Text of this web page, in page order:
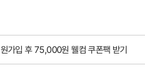
가입 후 75,000원 웰컴 쿠폰팩 받기